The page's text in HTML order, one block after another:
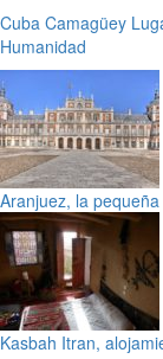
Cuba Camagüey
Humanidad
Aranjuez, la
Kasbah Itran,